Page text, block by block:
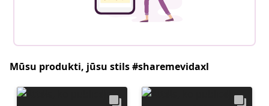
Mūsu produkti, jūsu stils #sharemevidaxl